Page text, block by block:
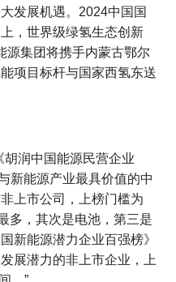
发展机遇。2024中国国
，世界级绿氢生态创新
源集团将携手内蒙古鄂尔
项目标杆与国家西氢东送
胡润中国能源民营企业
新能源产业最具价值的中
上市公司，上榜门槛为
多，其次是电池，第三是
新能源潜力企业百强榜》
展潜力的非上市企业，上